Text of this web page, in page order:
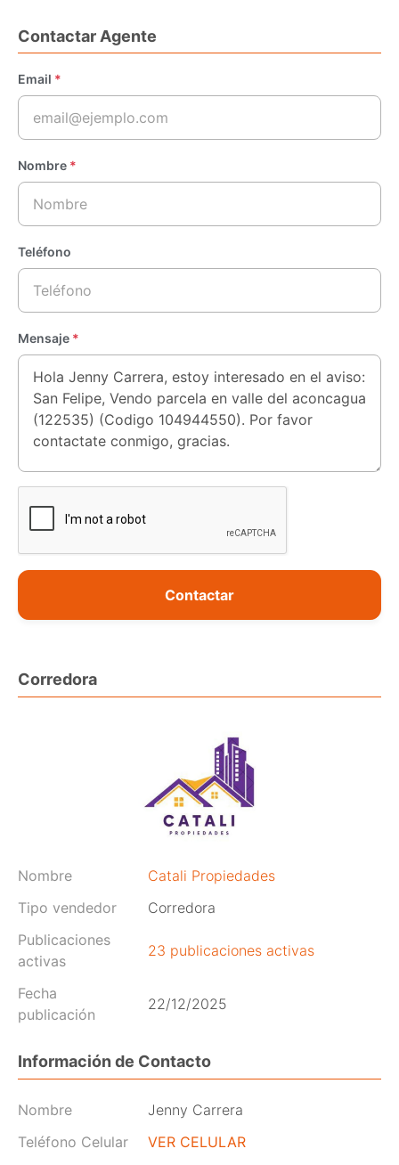
Contactar Agente
Email *
Nombre *
Teléfono
Mensaje *
Contactar
Corredora
Nombre
Catali Propiedades
Tipo vendedor
Corredora
Publicaciones
activas
23 publicaciones activas
Fecha
publicación
22/12/2025
Información de Contacto
Nombre
Jenny Carrera
Teléfono Celular
VER CELULAR